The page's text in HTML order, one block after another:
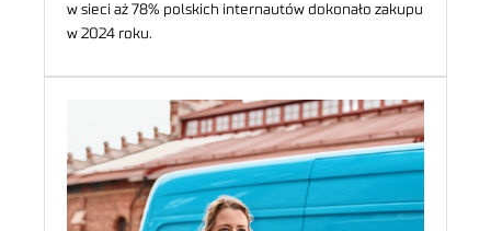
w sieci aż 78% polskich internautów dokonało zakupu
w 2024 roku.